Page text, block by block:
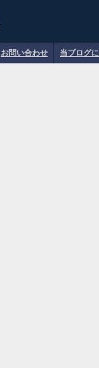
お問い合わせ 当ブログ